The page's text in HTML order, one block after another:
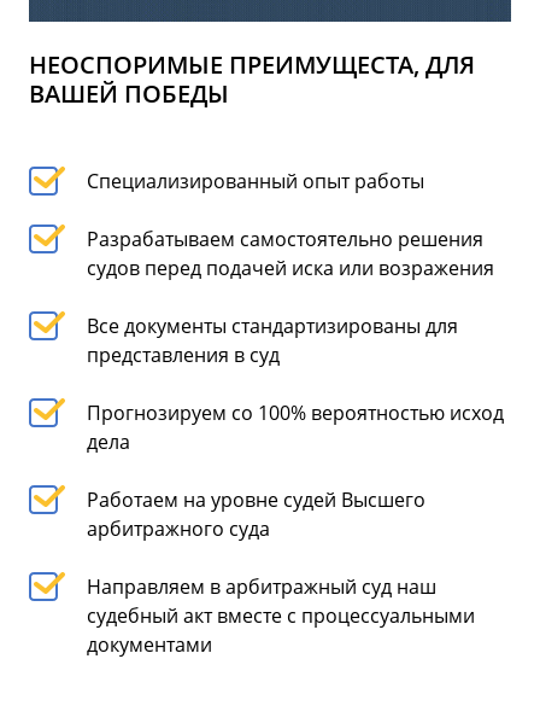
НЕОСПОРИМЫЕ ПРЕИМУЩЕСТА, ДЛЯ
ВАШЕЙ ПОБЕДЫ
Специализированный опыт работы
Разрабатываем самостоятельно решения
судов перед подачей иска или возражения
Все документы стандартизированы для
представления в суд
Прогнозируем со 100% вероятностью исход
дела
Работаем на уровне судей Высшего
арбитражного суда
Направляем в арбитражный суд наш
судебный акт вместе с процессуальными
документами